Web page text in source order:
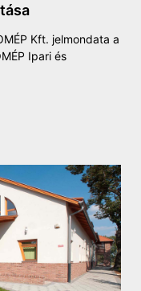
Kft. jelmondata a
Ipari és